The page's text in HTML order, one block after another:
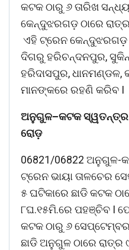
କଟକ ଠାରୁ ୬ ତାରିଖ
କେନ୍ଦୁଝରଗଡ଼ ଠାରେ
ଏହି ଟ୍ରେନ
ଦିଗରୁ ହରିଚନ୍ଦନପୁର,
ହରିଦାସପୁର, ଧାନମଣ୍ଡଳ,
ମାନଙ୍କରେ ରହଣି କରିବ I
ଅନୁଗୁଳ–କଟକସ୍ୱତନ୍ତ୍ର
ରୋଡ଼
06821/06822
ଟ୍ରେନ ଭାୟା ତାଳଚେର
୫ ଘଟିକାରେ ଛାଡି କଟକ
୮ଘ.୧୫ମି.ରେ ପହଞ୍ଚିବ I
କଟକ ଠାରୁ ୬
ଛାଡି ଅନୁଗୁଳ ଠାରେ